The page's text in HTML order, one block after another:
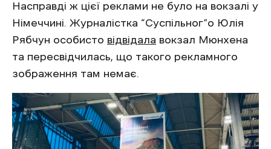
Насправді ж цієї реклами не було на вокзалі у
Німеччині. Журналістка “Суспільног”о Юлія
Рябчун особисто відвідала вокзал Мюнхена
та пересвідчилась, що такого рекламного
зображення там немає.